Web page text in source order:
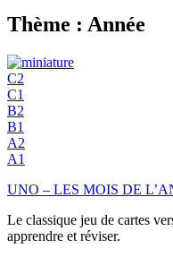
Thème : Année
C2
C1
B2
B1
A2
A1
UNO – LES MOIS DE
Le classique jeu de cartes
apprendre et réviser.